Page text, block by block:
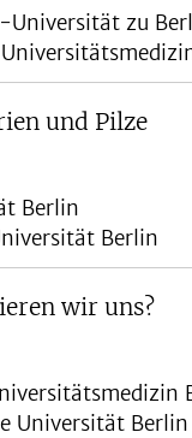
Universität zu
und Pilze
Berlin
Berlin
wir uns?
Universität Berlin